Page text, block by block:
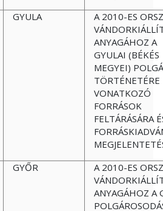
GYULA
A 2010-ES
ANYAGÁHOZ A
GYULAI (BÉKÉS
MEGYEI)
TÖRTÉNETÉRE
VONATKOZÓ
FORRÁSOK
FELTÁRÁSÁRA
GYŐR
A 2010-ES
ANYAGÁHOZ A